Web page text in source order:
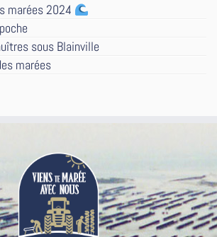
marées 2024
sous Blainville
marées